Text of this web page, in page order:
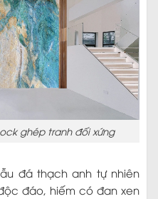
ghép tranh đối xứng
đá thạch anh tự nhiên
đáo, hiếm có đan xen